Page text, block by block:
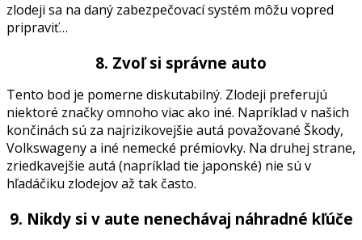
zlodeji sa na daný zabezpečovací systém môžu vopred
pripraviť…
8. Zvoľ si správne auto
Tento bod je pomerne diskutabilný. Zlodeji preferujú
niektoré značky omnoho viac ako iné. Napríklad v našich
končinách sú za najrizikovejšie autá považované Škody,
Volkswageny a iné nemecké prémiovky. Na druhej strane,
zriedkavejšie autá (napríklad tie japonské) nie sú v
hľadáčiku zlodejov až tak často.
9. Nikdy si v aute nenechávaj náhradné kľúče